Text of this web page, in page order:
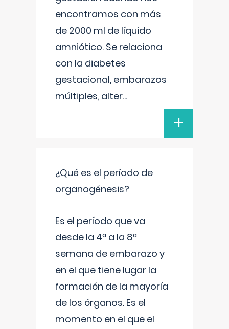
encontramos con más
de 2000 ml de líquido
amniótico. Se relaciona
con la diabetes
gestacional, embarazos
múltiples, alter...
+
¿Qué es el período de
organogénesis?
Es el período que va
desde la 4ª a la 8ª
semana de embarazo y
en el que tiene lugar la
formación de la mayoría
de los órganos. Es el
momento en el que el